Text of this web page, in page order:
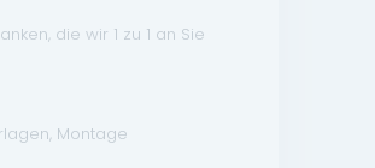
die wir 1 zu 1 an Sie
Montage